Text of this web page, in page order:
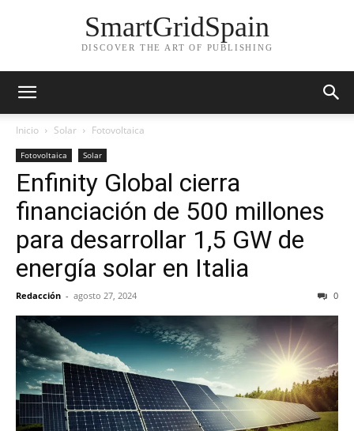
SmartGridSpain
DISCOVER THE ART OF PUBLISHING
Inicio Solar Fotovoltaica
Fotovoltaica Solar
Enfinity Global cierra
financiación de 500 millones
para desarrollar 1,5 GW de
energía solar en Italia
Redacción - agosto 27, 2024 0